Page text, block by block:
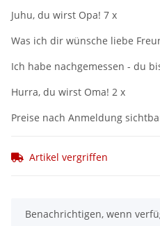
Juhu, du wirst Opa! 7 x
Was ich dir wünsche liebe
Ich habe nachgemessen - du
Hurra, du wirst Oma! 2 x
Preise nach Anmeldung
Artikel vergriffen
Benachrichtigen, wenn